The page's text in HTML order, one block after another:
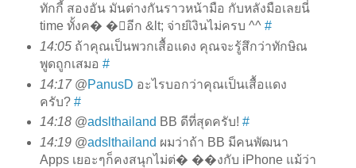
ทักกี้ สองอัน มันต่างกันราวหน้ามือ กับหลังมือเลยนี่
time ทั้งค� �่อีก &lt; จ่ายเิงินไม่ครบ ^^ #
14:05ถ้าคุณเป็นพวกเสื้อแดง คุณจะรู้สึกว่าทักษิณ
พูดถูกเสมอ #
14:17@PanusD อะไรบอกว่าคุณเป็นเสื้อแดง
ครับ? #
14:18@adslthailand BB ดีที่สุดครับ! #
14:19@adslthailand ผมว่าถ้า BB มีคนพัฒนา
Apps เยอะๆก็คงสนุกไม่ต่� ��งกับ iPhone แม้ว่า